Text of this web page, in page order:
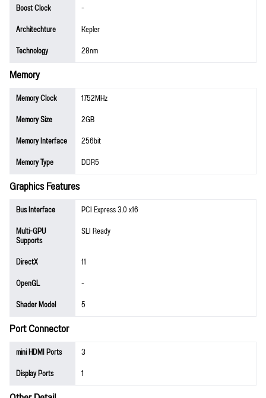
Boost Clock
-
Architechture
Kepler
Technology
28nm
Memory
Memory Clock
1752MHz
Memory Size
2GB
Memory Interface
256bit
Memory Type
DDR5
Graphics Features
Bus Interface
PCI Express 3.0 x16
Multi-GPU
Supports
SLI Ready
DirectX
11
OpenGL
-
Shader Model
5
Port Connector
mini HDMI Ports
3
Display Ports
1